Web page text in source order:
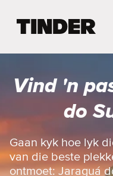
r
t
i
s
b
Vind 'n
do
Gaan kyk hoe lyk
van die beste
ontmoet: Jaraguá